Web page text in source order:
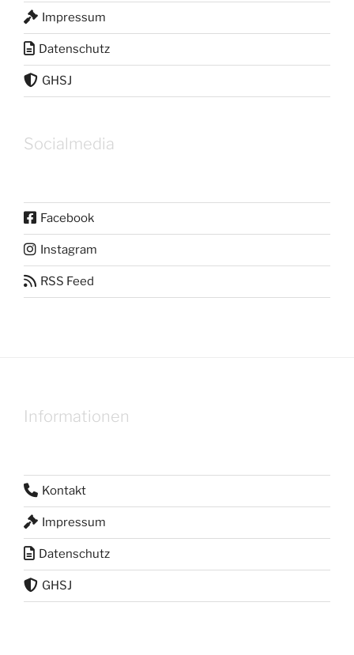
Impressum
Datenschutz
GHSJ
Socialmedia
Facebook
Instagram
RSS Feed
Informationen
Kontakt
Impressum
Datenschutz
GHSJ